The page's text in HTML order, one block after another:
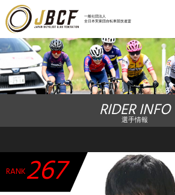
一般社団法人
全日本実業団自転車競技連盟
ニュース
レース日程
ランキング
チーム・選手
RIDER INFO
選手情報
RANK267